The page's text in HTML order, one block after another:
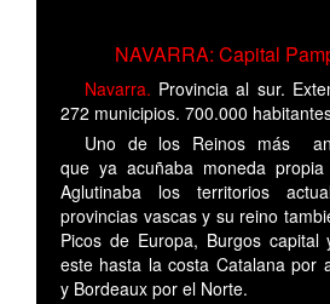
NAVARRA: Capital
Navarra. Provincia al sur.
272 municipios. 700.000
Uno de los Reinos más
que ya acuñaba moneda
Aglutinaba los territorios
provincias vascas y su reino
Picos de Europa, Burgos
este hasta la costa Catalana por
y Bordeaux por el Norte.